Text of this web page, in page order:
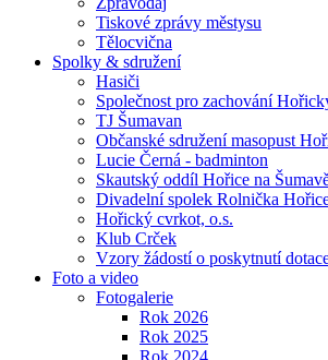
Tiskové zprávy městysu
Tělocvična
Spolky & sdružení
Hasiči
Společnost pro zachování
TJ Šumavan
Občanské sdružení masopust
Lucie Černá - badminton
Skautský oddíl Hořice na
Divadelní spolek Rolnička
Hořický cvrkot, o.s.
Klub Crček
Vzory žádostí o poskytnutí
Foto a video
Fotogalerie
Rok 2026
Rok 2025
Rok 2024